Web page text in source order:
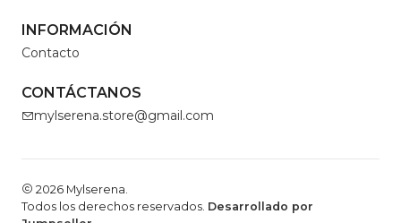
INFORMACIÓN
Contacto
CONTÁCTANOS
mylserena.store@gmail.com
2026 Mylserena.
Todos los derechos reservados. Desarrollado por